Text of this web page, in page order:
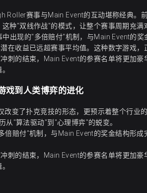
Roller赛事与Main Event的互动堪称经典。
种"双线作战"的模式，让整个赛事周期充满
出现的"多倍赔付"机制，与Main Event的奖
在收益已远超赛事平均值。这种数字游戏，
刺的结束，Main Event的参赛名单将更加豪
戏到人类博弈的进化
改变了扑克竞技的形态，更预示着整个行业
从"算法驱动"到"心理博弈"的蜕变。
倍赔付"机制，与Main Event的奖金结构形
刺的结束，Main Event的参赛名单将更加豪